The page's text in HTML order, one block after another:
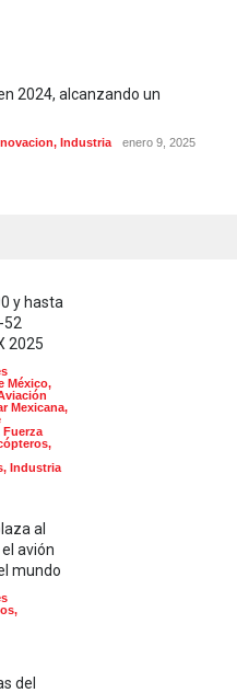
2024, alcanzando un
, Industria enero 9, 2025
y hasta
52
2025
México,
Mexicana,
Fuerza
,
, Industria
al
avión
mundo
,
del